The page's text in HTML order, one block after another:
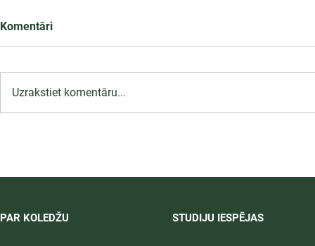
Komentāri
Uzrakstiet komentāru...
PAR KOLEDŽU STUDIJU IESPĒJAS